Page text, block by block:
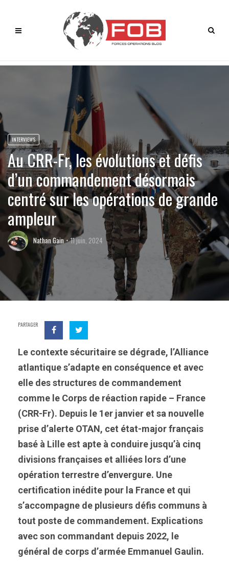
INTERVIEWS
Au CRR-Fr, les évolutions et défis
d’un commandement désormais
centré sur les opérations de grande
ampleur
Nathan Gain 11 juin, 2024
PARTAGER
Le contexte sécuritaire se dégrade, l’Alliance
atlantique s’adapte en conséquence et avec
elle des structures de commandement
comme le Corps de réaction rapide – France
(CRR-Fr). Depuis le 1er janvier et sa nouvelle
prise d’alerte OTAN, cet état-major français
basé à Lille est apte à conduire jusqu’à cinq
divisions françaises et alliées lors d’une
opération terrestre d’envergure. Une
certification inédite pour la France et qui
s’accompagne de plusieurs défis communs à
tout poste de commandement. Explications
avec son commandant depuis 2022, le
général de corps d’armée Emmanuel Gaulin.